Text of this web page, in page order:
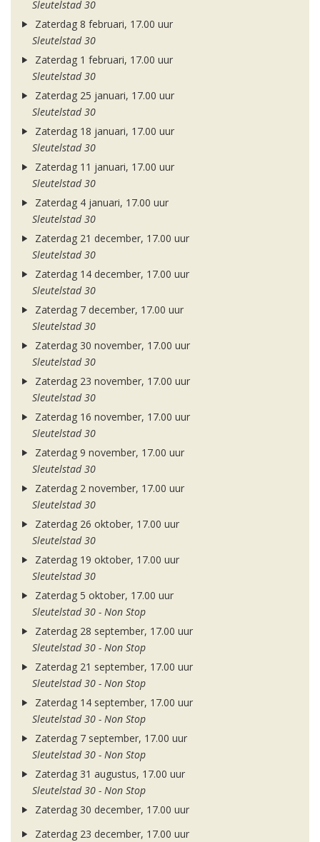
Sleutelstad 30
Zaterdag 8 februari, 17.00 uur
Sleutelstad 30
Zaterdag 1 februari, 17.00 uur
Sleutelstad 30
Zaterdag 25 januari, 17.00 uur
Sleutelstad 30
Zaterdag 18 januari, 17.00 uur
Sleutelstad 30
Zaterdag 11 januari, 17.00 uur
Sleutelstad 30
Zaterdag 4 januari, 17.00 uur
Sleutelstad 30
Zaterdag 21 december, 17.00 uur
Sleutelstad 30
Zaterdag 14 december, 17.00 uur
Sleutelstad 30
Zaterdag 7 december, 17.00 uur
Sleutelstad 30
Zaterdag 30 november, 17.00 uur
Sleutelstad 30
Zaterdag 23 november, 17.00 uur
Sleutelstad 30
Zaterdag 16 november, 17.00 uur
Sleutelstad 30
Zaterdag 9 november, 17.00 uur
Sleutelstad 30
Zaterdag 2 november, 17.00 uur
Sleutelstad 30
Zaterdag 26 oktober, 17.00 uur
Sleutelstad 30
Zaterdag 19 oktober, 17.00 uur
Sleutelstad 30
Zaterdag 5 oktober, 17.00 uur
Sleutelstad 30 - Non Stop
Zaterdag 28 september, 17.00 uur
Sleutelstad 30 - Non Stop
Zaterdag 21 september, 17.00 uur
Sleutelstad 30 - Non Stop
Zaterdag 14 september, 17.00 uur
Sleutelstad 30 - Non Stop
Zaterdag 7 september, 17.00 uur
Sleutelstad 30 - Non Stop
Zaterdag 31 augustus, 17.00 uur
Sleutelstad 30 - Non Stop
Zaterdag 30 december, 17.00 uur
Zaterdag 23 december, 17.00 uur